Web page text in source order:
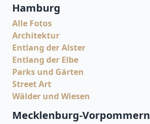
Hamburg
Alle Fotos
Architektur
Entlang der Alster
Entlang der Elbe
Parks und Gärten
Street Art
Wälder und Wiesen
Mecklenburg-Vorpommern